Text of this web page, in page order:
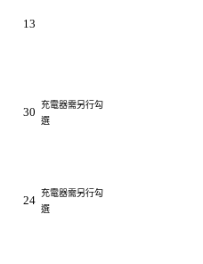
13
30
充電器需另行勾
選
24
充電器需另行勾
選